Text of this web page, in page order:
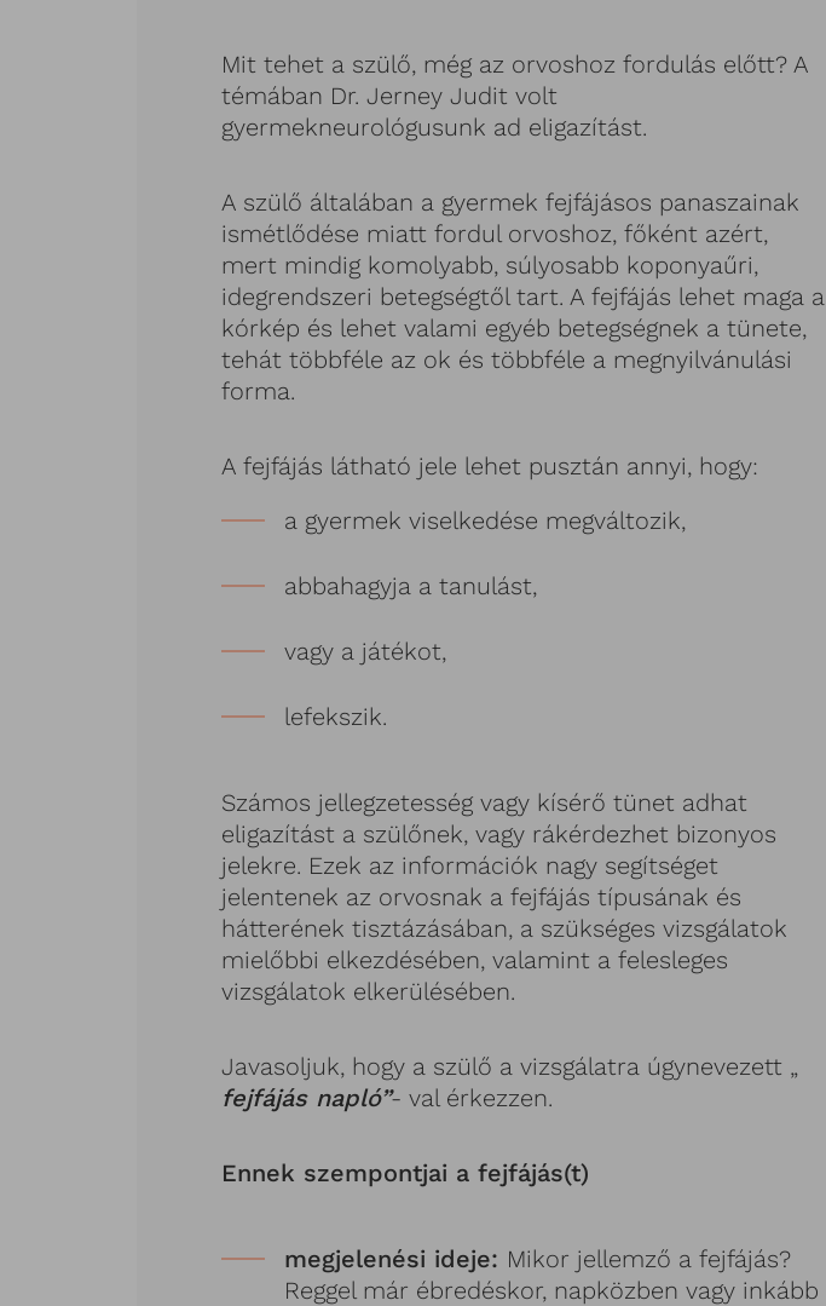
Mit tehet a szülő, még az orvoshoz fordulás előtt? A
témában Dr. Jerney Judit volt
gyermekneurológusunk ad eligazítást.
A szülő általában a gyermek fejfájásos panaszainak
ismétlődése miatt fordul orvoshoz, főként azért,
mert mindig komolyabb, súlyosabb koponyaűri,
idegrendszeri betegségtől tart. A fejfájás lehet maga a
kórkép és lehet valami egyéb betegségnek a tünete,
tehát többféle az ok és többféle a megnyilvánulási
forma.
A fejfájás látható jele lehet pusztán annyi, hogy:
a gyermek viselkedése megváltozik,
abbahagyja a tanulást,
vagy a játékot,
lefekszik.
Számos jellegzetesség vagy kísérő tünet adhat
eligazítást a szülőnek, vagy rákérdezhet bizonyos
jelekre. Ezek az információk nagy segítséget
jelentenek az orvosnak a fejfájás típusának és
hátterének tisztázásában, a szükséges vizsgálatok
mielőbbi elkezdésében, valamint a felesleges
vizsgálatok elkerülésében.
Javasoljuk, hogy a szülő a vizsgálatra úgynevezett „
fejfájás napló”- val érkezzen.
Ennek szempontjai a fejfájás(t)
megjelenési ideje: Mikor jellemző a fejfájás?
Reggel már ébredéskor, napközben vagy inkább